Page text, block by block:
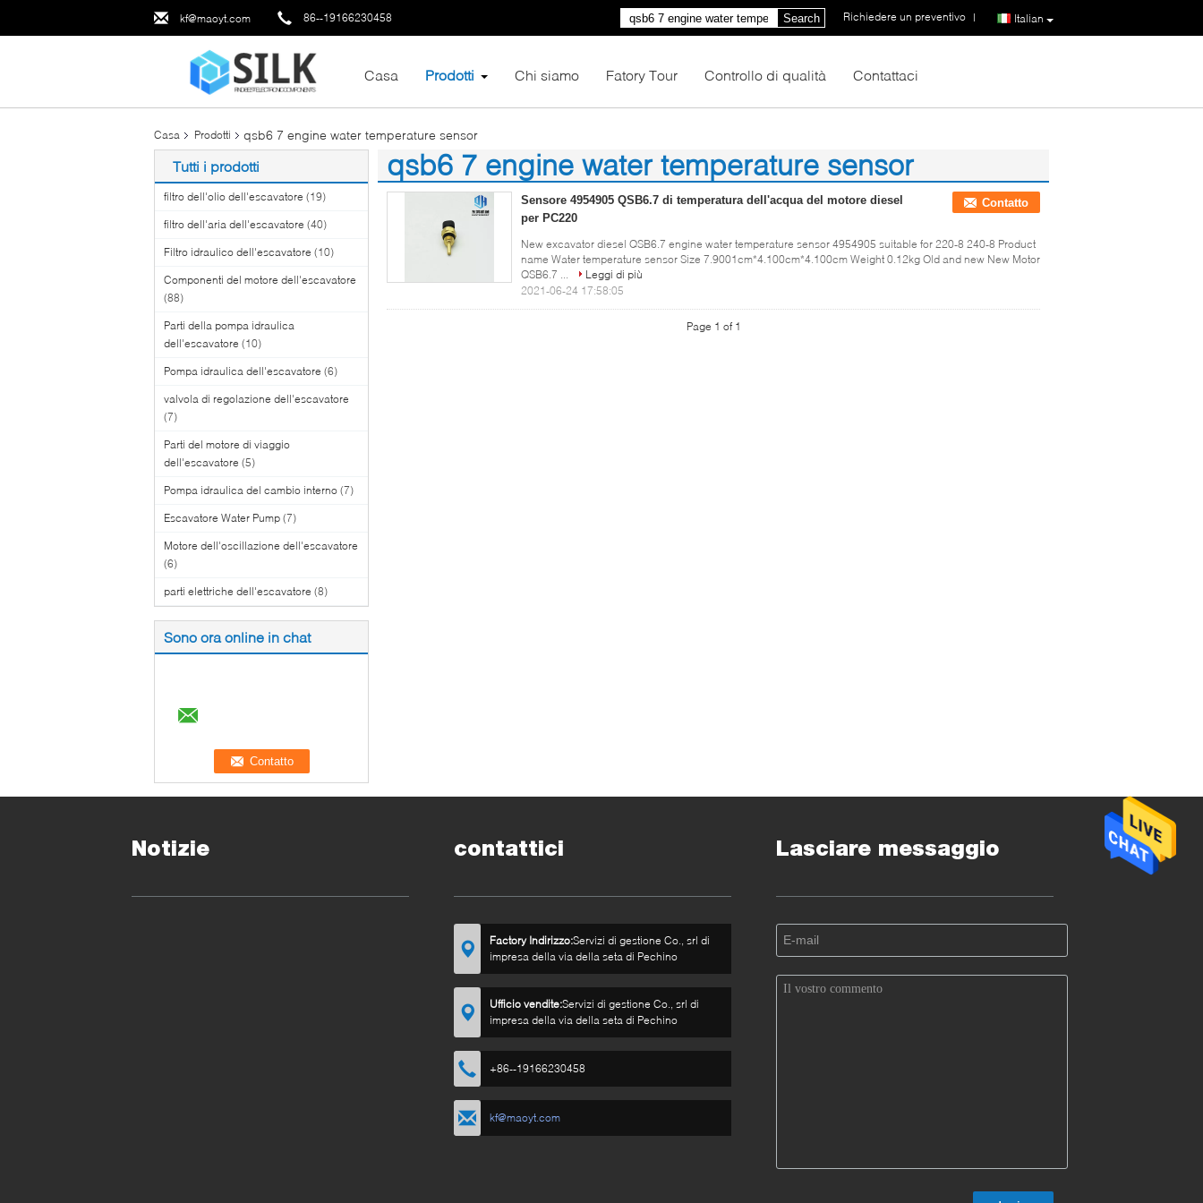
kf@maoyt.com 86--19166230458 Italian
Richiedere un preventivo |
Search
Casa Prodotti Chi siamo Fatory Tour Controllo di qualità Contattaci
Casa Prodotti qsb6 7 engine water temperature sensor
Tutti i prodotti
filtro dell'olio dell'escavatore (19)
filtro dell'aria dell'escavatore (40)
Filtro idraulico dell'escavatore (10)
Componenti del motore dell'escavatore
(88)
Parti della pompa idraulica
dell'escavatore (10)
Pompa idraulica dell'escavatore (6)
valvola di regolazione dell'escavatore
(7)
Parti del motore di viaggio
dell'escavatore (5)
Pompa idraulica del cambio interno (7)
Escavatore Water Pump (7)
Motore dell'oscillazione dell'escavatore
(6)
parti elettriche dell'escavatore (8)
Sono ora online in chat
qsb6 7 engine water temperature sensor
(1)
Sensore 4954905 QSB6.7 di temperatura dell'acqua del motore diesel
per PC220
Contatto
New excavator diesel QSB6.7 engine water temperature sensor 4954905 suitable for 220-8 240-8 Product
name Water temperature sensor Size 7.9001cm*4.100cm*4.100cm Weight 0.12kg Old and new New Motor
QSB6.7 ...
Leggi di più
2021-06-24 17:58:05
Page 1 of 1
Notizie contattici
Factory Indirizzo:Servizi di gestione Co., srl di
impresa della via della seta di Pechino
Ufficio vendite:Servizi di gestione Co., srl di
impresa della via della seta di Pechino
+86--19166230458
kf@maoyt.com
Lasciare messaggio